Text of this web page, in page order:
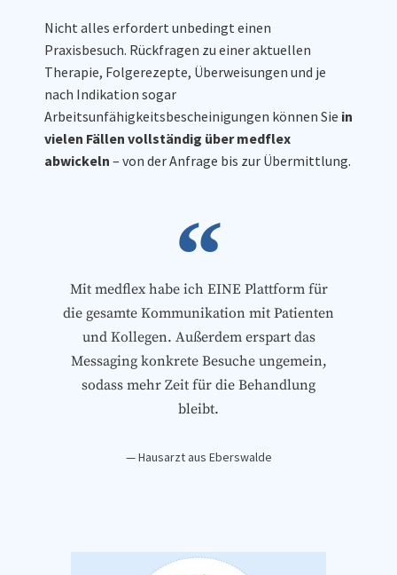
Nicht alles erfordert unbedingt einen
Praxisbesuch. Rückfragen zu einer aktuellen
Therapie, Folgerezepte, Überweisungen und je
nach Indikation sogar
Arbeitsunfähigkeitsbescheinigungen können Sie in
vielen Fällen vollständig über medflex
abwickeln – von der Anfrage bis zur Übermittlung.
Mit medflex habe ich EINE Plattform für
die gesamte Kommunikation mit Patienten
und Kollegen. Außerdem erspart das
Messaging konkrete Besuche ungemein,
sodass mehr Zeit für die Behandlung
bleibt.
— Hausarzt aus Eberswalde